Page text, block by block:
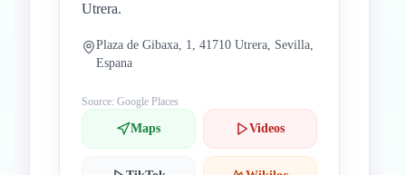
Utrera.
Plaza de Gibaxa, 1, 41710 Utrera, Sevilla,
Espana
Source: Google Places
Maps Videos